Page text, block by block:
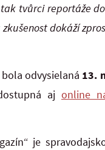
tvůrci reportáže
dokáží
odvysielaná 13.
aj online
je